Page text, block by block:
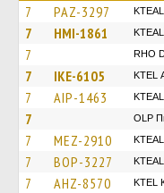
7 PAZ-3297
7 HMI-1861
7 RHO
7 IKE-6105 KΤΕL
7 AIP-1463
7 OLP
7 MEZ-2910
7 BOP-3227
7 AHZ-8570 KTEL